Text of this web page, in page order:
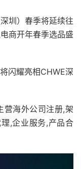
圳）春季将延续往
商开年春季选品盛
闪耀亮相CHWE深
营海外公司注册,架
,企业服务,产品合